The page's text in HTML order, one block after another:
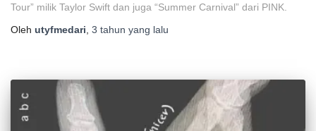
Tour” milik Taylor Swift dan juga “Summer Carnival” dari PINK.
Oleh utyfmedari 3 tahun yang lalu